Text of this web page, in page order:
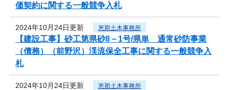
価契約に関する一般競争入札
2024年10月24日更新 恵那土木事務所
【建設工事】砂工第県砂8－1号/県単 通常砂防事業
（債務）（前野沢）渓流保全工事に関する一般競争入
札
2024年10月24日更新 恵那土木事務所